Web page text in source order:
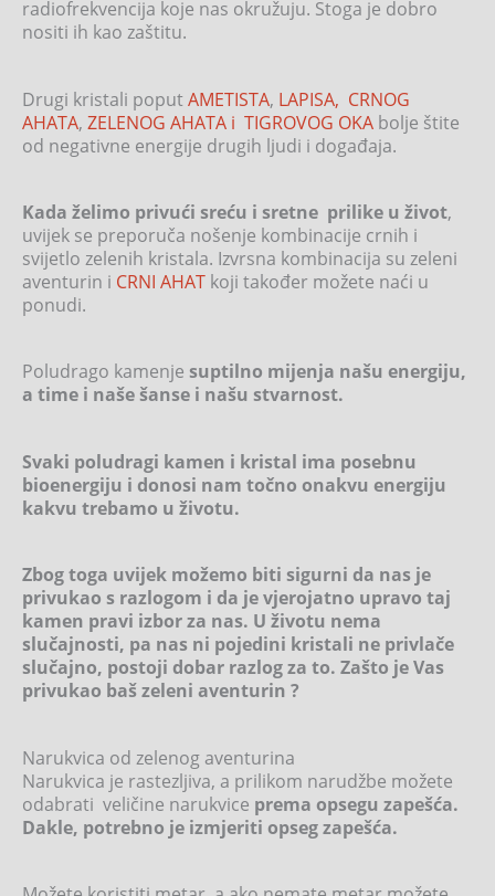
radiofrekvencija koje nas okružuju. Stoga je dobro
nositi ih kao zaštitu.
Drugi kristali poputAMETISTA, LAPISA, CRNOG
AHATA, ZELENOG AHATA i TIGROVOG OKA bolje štite
od negativne energije drugih ljudi i događaja.
Kada želimo privući sreću i sretne prilike u život,
uvijek se preporuča nošenje kombinacije crnih i
svijetlo zelenih kristala. Izvrsna kombinacija su zeleni
aventurin i CRNI AHAT koji također možete naći u
ponudi.
Poludrago kamenje suptilno mijenja našu energiju,
a time i naše šanse i našu stvarnost.
Svaki poludragi kamen i kristal ima posebnu
bioenergiju i donosi nam točno onakvu energiju
kakvu trebamo u životu.
Zbog toga uvijek možemo biti sigurni da nas je
privukao s razlogom i da je vjerojatno upravo taj
kamen pravi izbor za nas. U životu nema
slučajnosti, pa nas ni pojedini kristali ne privlače
slučajno, postoji dobar razlog za to. Zašto je Vas
privukao baš zeleni aventurin ?
Narukvica od zelenog aventurina
Narukvica je rastezljiva, a prilikom narudžbe možete
odabrati veličine narukvice prema opsegu zapešća.
Dakle, potrebno je izmjeriti opseg zapešća.